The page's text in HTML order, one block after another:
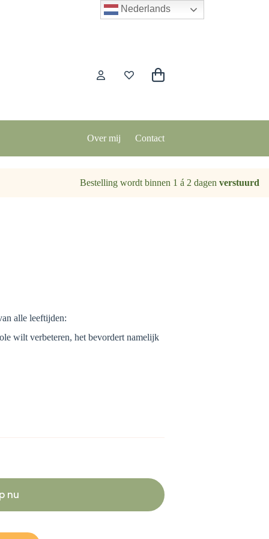
Winkelwagen
Over mij Contact
Bestelling wordt binnen 1 á 2 dagen verstuurd
alle leeftijden:
wilt verbeteren, het bevordert namelijk
nu
Nederlands